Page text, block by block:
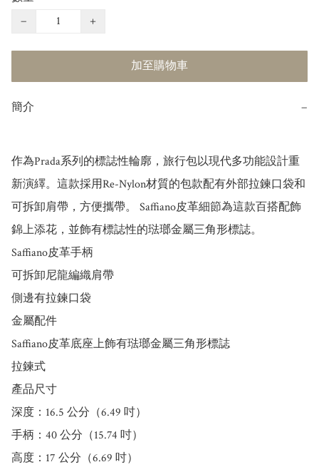
−
+
加至購物車
簡介 −
作為Prada系列的標誌性輪廓，旅行包以現代多功能設計重
新演繹。這款採用Re-Nylon材質的包款配有外部拉鍊口袋和
可拆卸肩帶，方便攜帶。 Saffiano皮革細節為這款百搭配飾
錦上添花，並飾有標誌性的琺瑯金屬三角形標誌。
Saffiano皮革手柄
可拆卸尼龍編織肩帶
側邊有拉鍊口袋
金屬配件
Saffiano皮革底座上飾有琺瑯金屬三角形標誌
拉鍊式
產品尺寸
深度：16.5 公分（6.49 吋）
手柄：40 公分（15.74 吋）
高度：17 公分（6.69 吋）